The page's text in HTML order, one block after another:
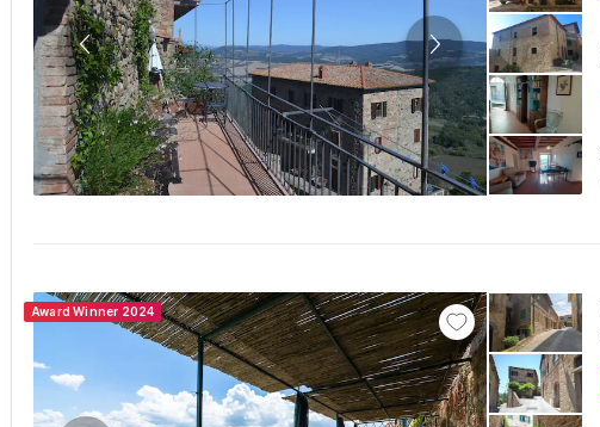
Award Winner 2024